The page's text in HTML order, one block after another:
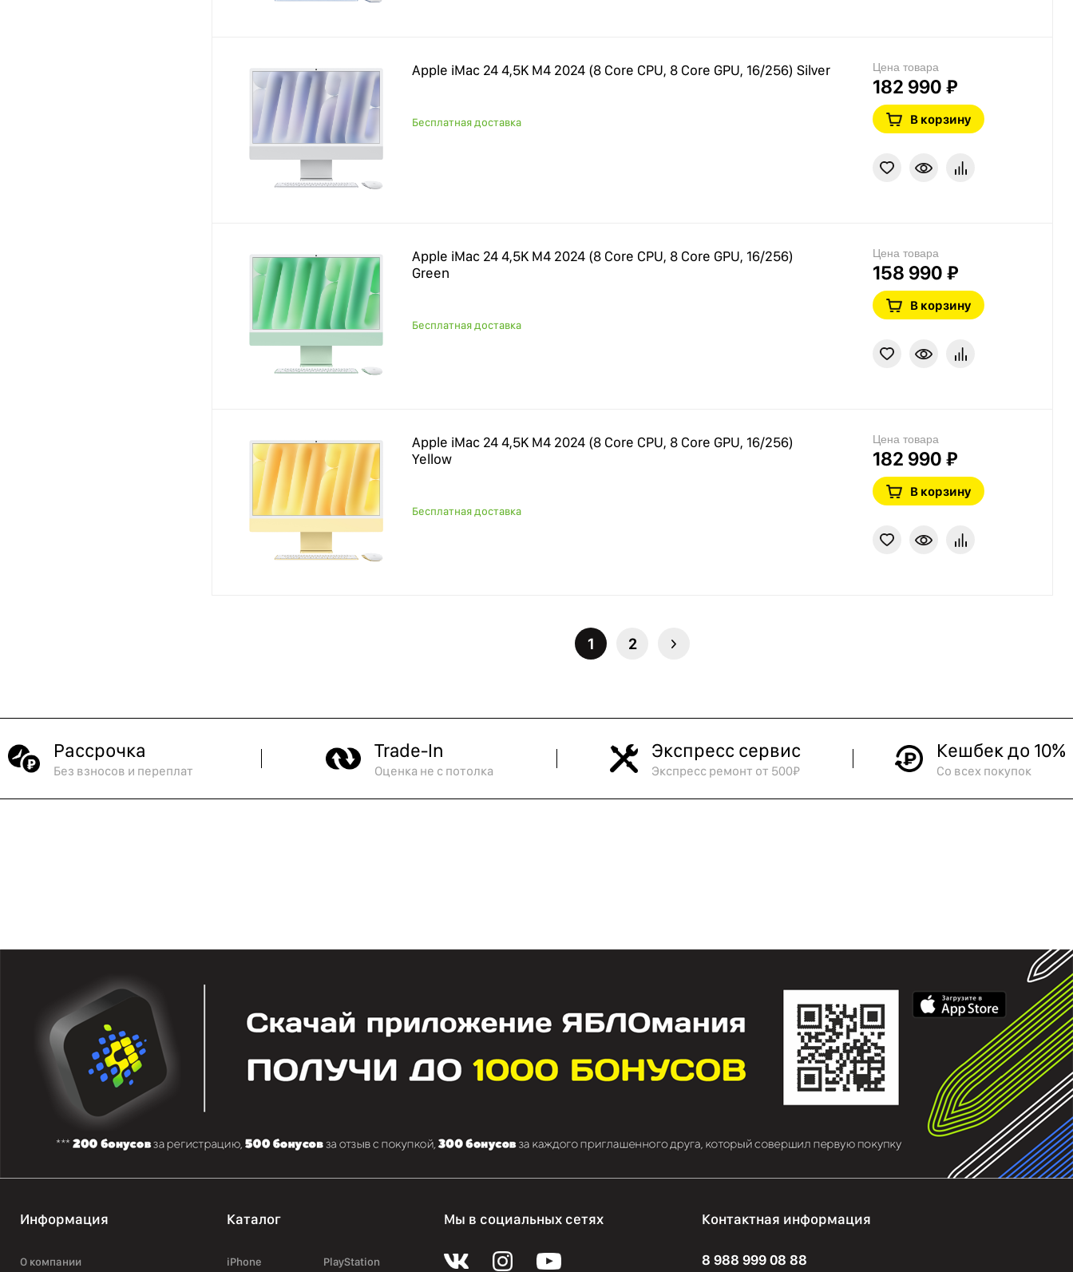
Apple iMac 24 4,5K M4 2024 (8 Core CPU, 8 Core GPU, 16/256) Silver
Бесплатная доставка
Цена товара
182 990 ₽
В корзину
Apple iMac 24 4,5K M4 2024 (8 Core CPU, 8 Core GPU, 16/256)
Green
Бесплатная доставка
Цена товара
158 990 ₽
В корзину
Apple iMac 24 4,5K M4 2024 (8 Core CPU, 8 Core GPU, 16/256)
Yellow
Бесплатная доставка
Цена товара
182 990 ₽
В корзину
1 2
Рассрочка
Без взносов и переплат
Trade-In
Оценка не с потолка
Экспресс сервис
Экспресс ремонт от 500₽
Кешбек до 10%
Со всех покупок
Информация
О компании
Каталог
iPhone PlayStation
Мы в социальных сетях Контактная информация
8 988 999 08 88